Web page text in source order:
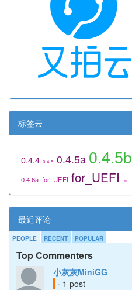
标签云
0.4.4 0.4.5 0.4.5a 0.4.5b
0.4.6a_for_UEFI for_UEFI utils
最近评论
PEOPLE RECENT POPULAR
Top Commenters
小灰灰MiniGG
· 1 post